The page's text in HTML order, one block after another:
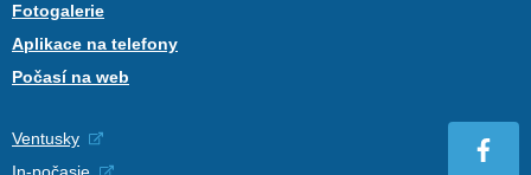
Fotogalerie
Aplikace na telefony
Počasí na web
Ventusky